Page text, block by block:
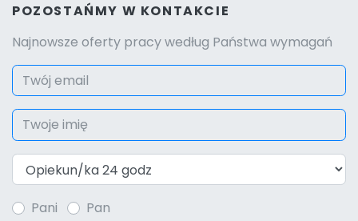
POZOSTAŃMY W KONTAKCIE
Najnowsze oferty pracy według Państwa wymagań
Pani Pan